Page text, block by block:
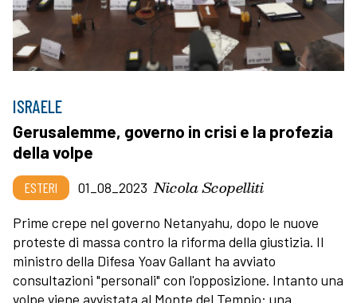
ISRAELE
Gerusalemme, governo in crisi e la profezia
della volpe
ESTERI 01_08_2023 Nicola Scopelliti
Prime crepe nel governo Netanyahu, dopo le nuove
proteste di massa contro la riforma della giustizia. Il
ministro della Difesa Yoav Gallant ha avviato
consultazioni "personali" con l'opposizione. Intanto una
volpe viene avvistata al Monte del Tempio: una